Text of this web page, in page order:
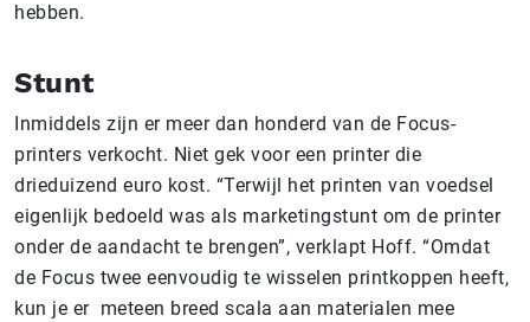
hebben.
Stunt
Inmiddels zijn er meer dan honderd van de Focus-
printers verkocht. Niet gek voor een printer die
drieduizend euro kost. “Terwijl het printen van voedsel
eigenlijk bedoeld was als marketingstunt om de printer
onder de aandacht te brengen”, verklapt Hoff. “Omdat
de Focus twee eenvoudig te wisselen printkoppen heeft,
kun je er meteen breed scala aan materialen mee